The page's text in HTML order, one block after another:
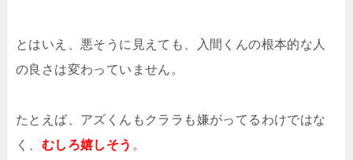
とはいえ、悪そうに見えても、入間くんの根本的な人
の良さは変わっていません。
たとえば、アズくんもクララも嫌がってるわけではな
く、 むしろ嬉しそう 。